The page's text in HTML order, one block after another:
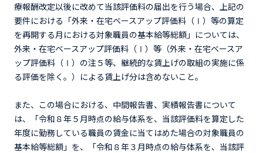
療報酬改定以後に改めて当該評価料の届出を行う場合、上記の
要件における「外来・在宅ベースアップ評価料（Ⅰ）等の算定
を再開する月における対象職員の基本給等総額」については、
外来・在宅ベースアップ評価料（Ⅰ）等（外来・在宅ベースア
ップ評価料（Ⅰ）の注５等、継続的な賃上げの取組の実施に係
る評価を除く。）による賃上げ分は含めないこと。
また、この場合における、中間報告書、実績報告書について
は、「令和８年５月時点の給与体系を、当該評価料を算定した
年度に勤務している職員の賃金に当てはめた場合の対象職員の
基本給等総額」を、「令和８年３月時点の給与体系を、当該評